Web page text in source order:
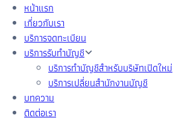
หน้าแรก
เกี่ยวกับเรา
บริการจดทะเบียน
บริการรับทำบัญชี
บริการทำบัญชีสำหรับบริษัทเปิดใหม่
บริการเปลี่ยนสำนักงานบัญชี
บทความ
ติดต่อเรา